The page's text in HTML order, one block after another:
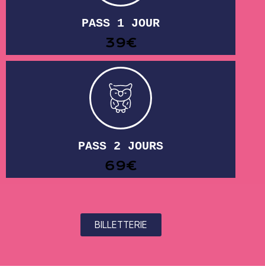
PASS 1 JOUR
39€
PASS 2 JOURS
69€
BILLETTERIE